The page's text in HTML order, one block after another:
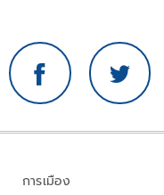
การเมือง